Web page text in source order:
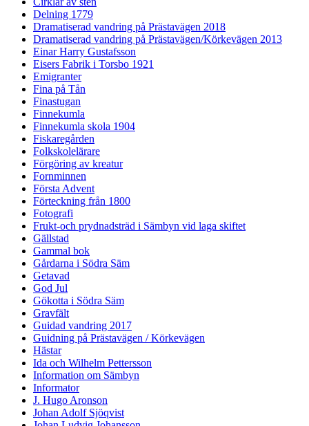
Delning 1779
Dramatiserad vandring på Prästavägen 2018
Dramatiserad vandring på Prästavägen/Körkevägen 2013
Einar Harry Gustafsson
Eisers Fabrik i Torsbo 1921
Emigranter
Fina på Tån
Finastugan
Finnekumla
Finnekumla skola 1904
Fiskaregården
Folkskolelärare
Förgöring av kreatur
Fornminnen
Första Advent
Förteckning från 1800
Fotografi
Frukt-och prydnadsträd i Sämbyn vid laga skiftet
Gällstad
Gammal bok
Gårdarna i Södra Säm
Getavad
God Jul
Gökotta i Södra Säm
Gravfält
Guidad vandring 2017
Guidning på Prästavägen / Körkevägen
Hästar
Ida och Wilhelm Pettersson
Information om Sämbyn
Informator
J. Hugo Aronson
Johan Adolf Sjöqvist